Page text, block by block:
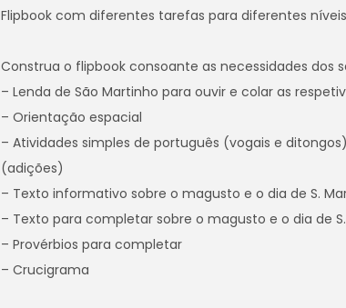
Flipbook com diferentes tarefas para diferentes
Construa o flipbook consoante as necessidades dos
– Lenda de São Martinho para ouvir e colar as
– Orientação espacial
– Atividades simples de português (vogais e
(adições)
– Texto informativo sobre o magusto e o dia de S.
– Texto para completar sobre o magusto e o dia de
– Provérbios para completar
– Crucigrama